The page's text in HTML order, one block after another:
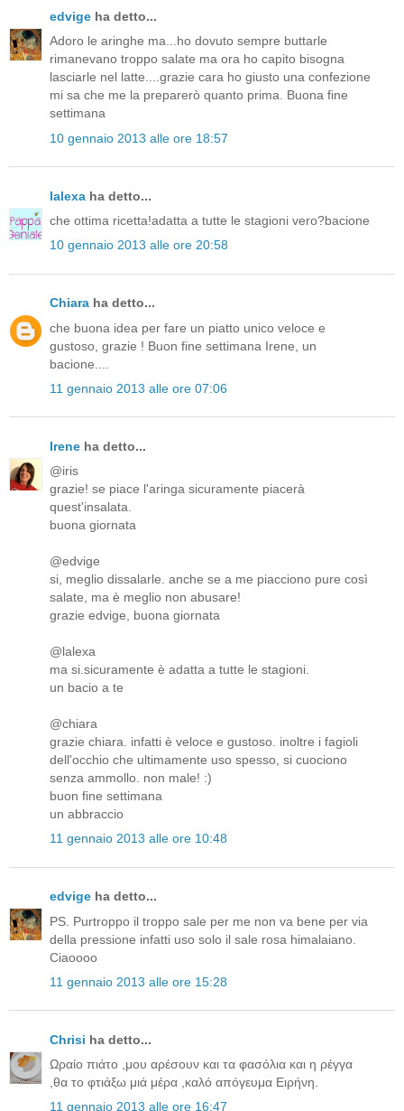
edvige ha detto...
Adoro le aringhe ma...ho dovuto sempre buttarle
rimanevano troppo salate ma ora ho capito bisogna
lasciarle nel latte....grazie cara ho giusto una confezione
mi sa che me la preparerò quanto prima. Buona fine
settimana
10 gennaio 2013 alle ore 18:57
lalexa ha detto...
che ottima ricetta!adatta a tutte le stagioni vero?bacione
10 gennaio 2013 alle ore 20:58
Chiara ha detto...
che buona idea per fare un piatto unico veloce e
gustoso, grazie ! Buon fine settimana Irene, un
bacione....
11 gennaio 2013 alle ore 07:06
Irene ha detto...
@iris
grazie! se piace l'aringa sicuramente piacerà
quest'insalata.
buona giornata
@edvige
si, meglio dissalarle. anche se a me piacciono pure così
salate, ma è meglio non abusare!
grazie edvige, buona giornata
@lalexa
ma si.sicuramente è adatta a tutte le stagioni.
un bacio a te
@chiara
grazie chiara. infatti è veloce e gustoso. inoltre i fagioli
dell'occhio che ultimamente uso spesso, si cuociono
senza ammollo. non male! :)
buon fine settimana
un abbraccio
11 gennaio 2013 alle ore 10:48
edvige ha detto...
PS. Purtroppo il troppo sale per me non va bene per via
della pressione infatti uso solo il sale rosa himalaiano.
Ciaoooo
11 gennaio 2013 alle ore 15:28
Chrisi ha detto...
Ωραίο πιάτο ,μου αρέσουν και τα φασόλια και η ρέγγα
,θα το φτιάξω μιά μέρα ,καλό απόγευμα Ειρήνη.
11 gennaio 2013 alle ore 16:47